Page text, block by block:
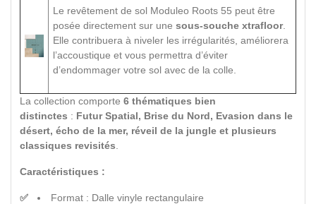
Le revêtement de sol Moduleo Roots 55 peut être
posée directement sur une sous-souche xtrafloor.
Elle contribuera à niveler les irrégularités, améliorera
l’accoustique et vous permettra d’éviter
d’endommager votre sol avec de la colle.
La collection comporte 6 thématiques bien
distinctes : Futur Spatial, Brise du Nord, Evasion dans le
désert, écho de la mer, réveil de la jungle et plusieurs
classiques revisités
Caractéristiques :
Format : Dalle vinyle rectangulaire